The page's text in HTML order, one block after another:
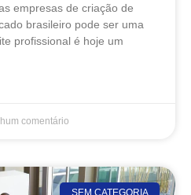
empresas de criação de
brasileiro pode ser uma
profissional é hoje um
comentário
SEM CATEGORIA